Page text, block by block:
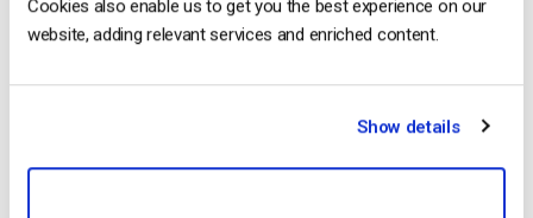
Cookies also enable us to get you the best experience on our
website, adding relevant services and enriched content.
Show details
ritardo potrebbe essere maggiore. Pertanto, come
consiglio, raccomandiamo sempre alle emittenti di